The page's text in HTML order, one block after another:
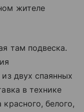
жителе
там подвеска.
двух спаянных
в технике
белого,